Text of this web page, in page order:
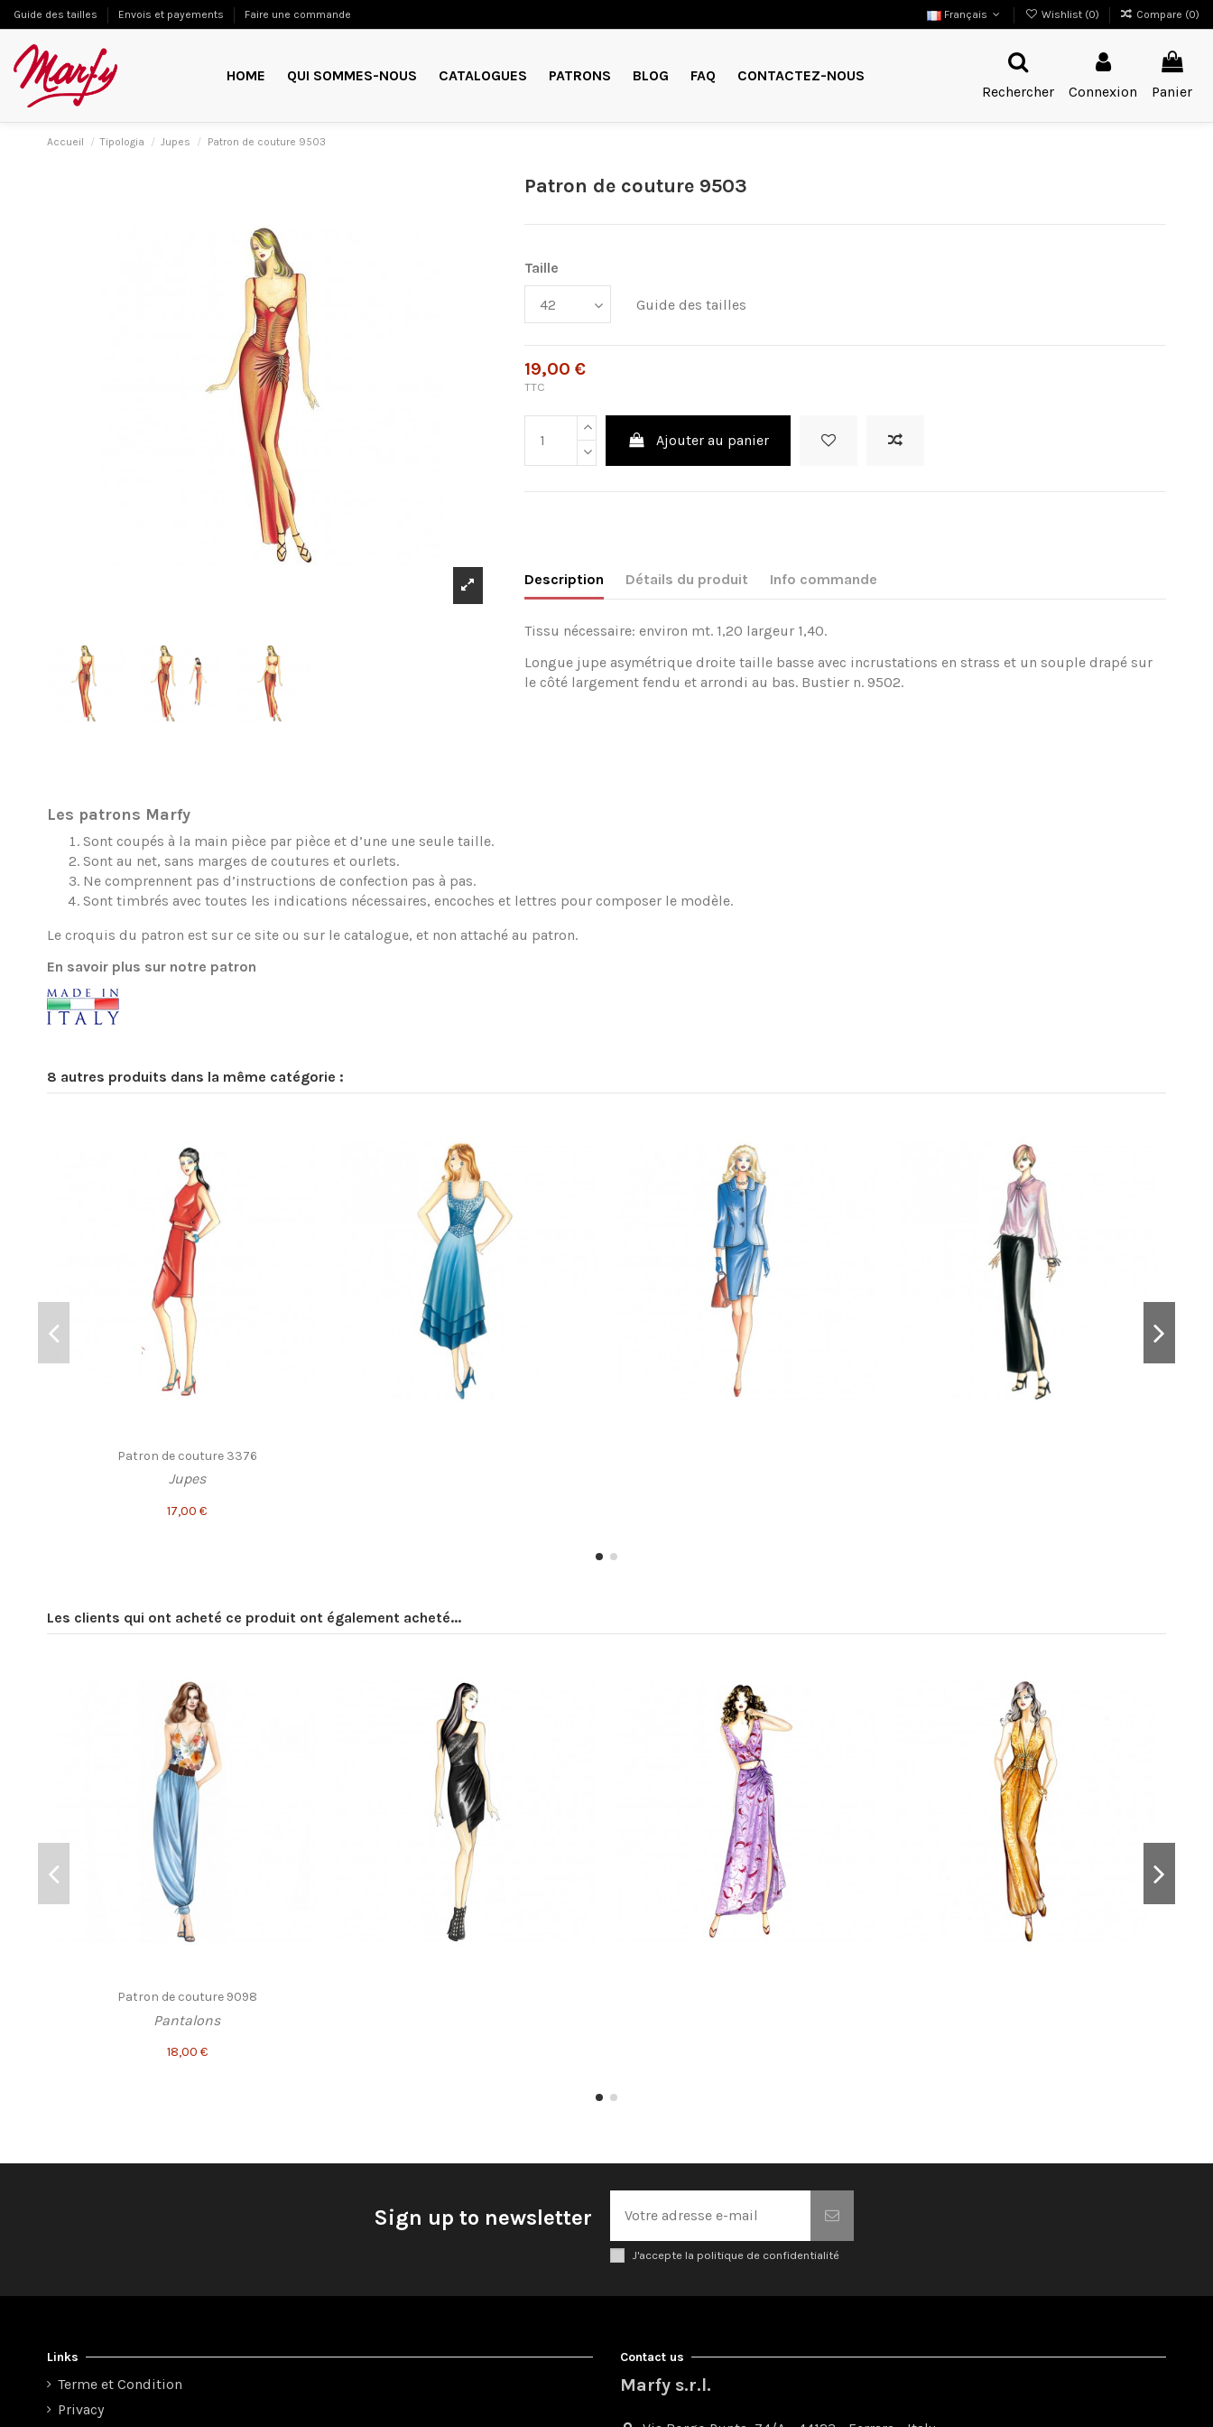
Guide des tailles Envois et payements Faire une commande Français Wishlist (0) Compare (0)
HOME QUI SOMMES-NOUS CATALOGUES PATRONS BLOG FAQ
CONTACTEZ-NOUS
Rechercher
Connexion Panier
Accueil Tipologia Jupes Patron de couture 9503
Patron de couture 9503
Taille
Guide des tailles
19,00 €
TTC
Ajouter au panier
Description Détails du produit Info commande
Tissu nécessaire: environ mt. 1,20 largeur 1,40.
Longue jupe asymétrique droite taille basse avec incrustations en strass et un souple drapé sur
le côté largement fendu et arrondi au bas. Bustier n. 9502.
Les patrons Marfy
Sont coupés à la main pièce par pièce et d’une une seule taille.
Sont au net, sans marges de coutures et ourlets.
Ne comprennent pas d’instructions de confection pas à pas.
Sont timbrés avec toutes les indications nécessaires, encoches et lettres pour composer le modèle.
Le croquis du patron est sur ce site ou sur le catalogue, et non attaché au patron.
En savoir plus sur notre patron
8 autres produits dans la même catégorie :
Patron de couture 3376
Jupes
17,00 €
Les clients qui ont acheté ce produit ont également acheté...
Patron de couture 9098
Pantalons
18,00 €
Sign up to newsletter
J'accepte la politique de confidentialité
Links
Terme et Condition
Privacy
Contact us
Marfy s.r.l.